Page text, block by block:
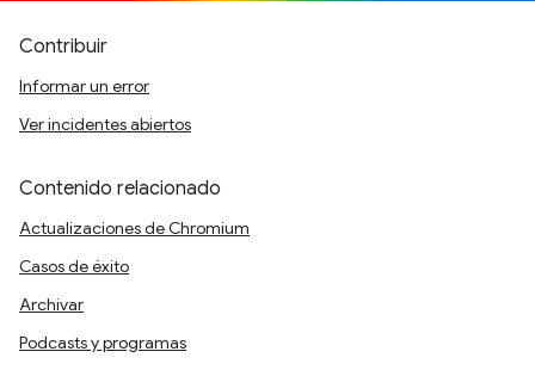
Contribuir
Informar un error
Ver incidentes abiertos
Contenido relacionado
Actualizaciones de Chromium
Casos de éxito
Archivar
Podcasts y programas